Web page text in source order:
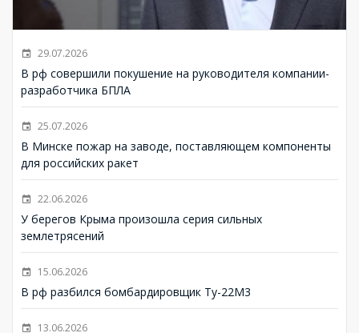
29.07.2026
В рф совершили покушение на руководителя компании-
разработчика БПЛА
25.07.2026
В Минске пожар на заводе, поставляющем компоненты
для российских ракет
22.06.2026
У берегов Крыма произошла серия сильных
землетрясений
15.06.2026
В рф разбился бомбардировщик Ту-22М3
13.06.2026